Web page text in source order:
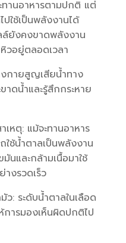
านอาหารตามปกติ แต่
ปใช้เป็นพลังงานได้
ล์ยังคงขาดพลังงาน
อยู่ตลอดเวลา
งกายสูญเสียน้ำทาง
าดน้ำและรู้สึกกระหาย
หตุ: แม้จะทานอาหาร
ใช้น้ำตาลเป็นพลังงาน
นและกล้ามเนื้อมาใช้
งรวดเร็ว
ว: ระดับน้ำตาลในเลือด
การมองเห็นผิดปกติไป